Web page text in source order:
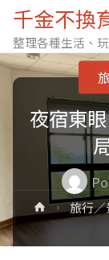
千金不換
整理各種生活、
夜宿東
Home旅行